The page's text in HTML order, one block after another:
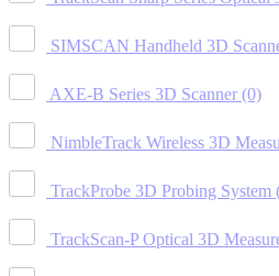
SIMSCAN Handheld 3D
AXE-B Series 3D Scanner (0)
NimbleTrack Wireless 3D
TrackProbe 3D Probing System
TrackScan-P Optical 3D